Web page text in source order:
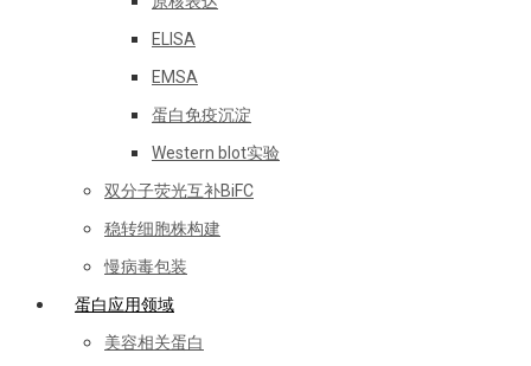
ELISA
EMSA
蛋白免疫沉淀
Western blot实验
双分子荧光互补BiFC
稳转细胞株构建
慢病毒包装
蛋白应用领域
美容相关蛋白